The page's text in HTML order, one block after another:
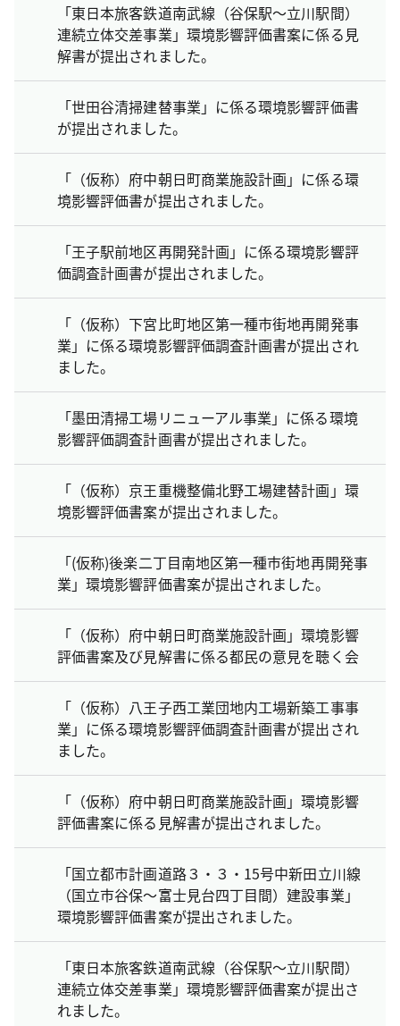
「東日本旅客鉄道南武線（谷保駅～立川駅間）
連続立体交差事業」環境影響評価書案に係る見
解書が提出されました。
「世田谷清掃建替事業」に係る環境影響評価書
が提出されました。
「（仮称）府中朝日町商業施設計画」に係る環
境影響評価書が提出されました。
「王子駅前地区再開発計画」に係る環境影響評
価調査計画書が提出されました。
「（仮称）下宮比町地区第一種市街地再開発事
業」に係る環境影響評価調査計画書が提出され
ました。
「墨田清掃工場リニューアル事業」に係る環境
影響評価調査計画書が提出されました。
「（仮称）京王重機整備北野工場建替計画」環
境影響評価書案が提出されました。
「(仮称)後楽二丁目南地区第一種市街地再開発事
業」環境影響評価書案が提出されました。
「（仮称）府中朝日町商業施設計画」環境影響
評価書案及び見解書に係る都民の意見を聴く会
「（仮称）八王子西工業団地内工場新築工事事
業」に係る環境影響評価調査計画書が提出され
ました。
「（仮称）府中朝日町商業施設計画」環境影響
評価書案に係る見解書が提出されました。
「国立都市計画道路３・３・15号中新田立川線
（国立市谷保～富士見台四丁目間）建設事業」
環境影響評価書案が提出されました。
「東日本旅客鉄道南武線（谷保駅～立川駅間）
連続立体交差事業」環境影響評価書案が提出さ
れました。